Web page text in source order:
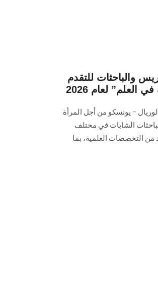
والباحثات للتقدم
لعام 2026
– يونسكو من أجل المرأة
الباحثات الشابات في مختلف
من التخصصات العلمية، بما